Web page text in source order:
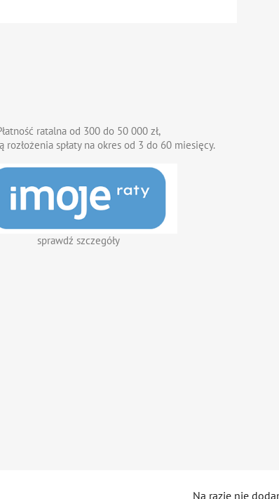
ratalna od 300 do 50 000 zł,
rozłożenia spłaty na okres od 3 do 60 miesięcy.
sprawdź szczegóły
Na razie nie